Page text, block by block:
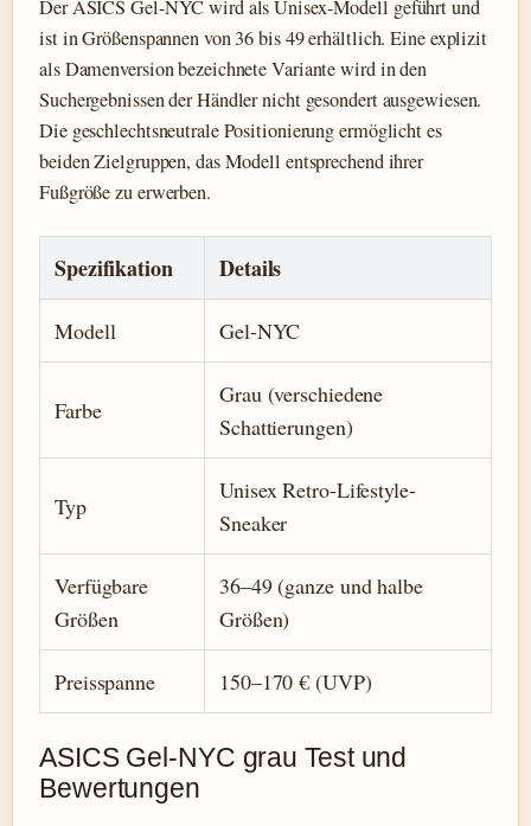
Der ASICS Gel-NYC wird als Unisex-Modell geführt und
ist in Größenspannen von 36 bis 49 erhältlich. Eine explizit
als Damenversion bezeichnete Variante wird in den
Suchergebnissen der Händler nicht gesondert ausgewiesen.
Die geschlechtsneutrale Positionierung ermöglicht es
beiden Zielgruppen, das Modell entsprechend ihrer
Fußgröße zu erwerben.
Spezifikation Details
Modell Gel-NYC
Farbe
Grau (verschiedene
Schattierungen)
Typ
Unisex Retro-Lifestyle-
Sneaker
Verfügbare
Größen
36–49 (ganze und halbe
Größen)
Preisspanne 150–170 € (UVP)
ASICS Gel-NYC grau Test und
Bewertungen